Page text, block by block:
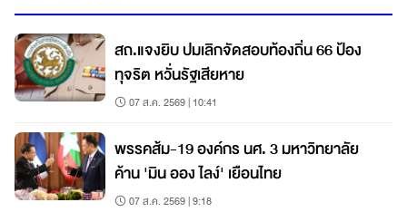
สถ.แจงยิบ ปมเลิกจัดสอบท้องถิ่น 66 ป้อง
ทุจริต หวั่นรัฐเสียหาย
07 ส.ค. 2569 | 10:41
พรรคส้ม-19 องค์กร นศ. 3 มหาวิทยาลัย
ค้าน 'มิน ออง ไลง์' เยือนไทย
07 ส.ค. 2569 | 9:18